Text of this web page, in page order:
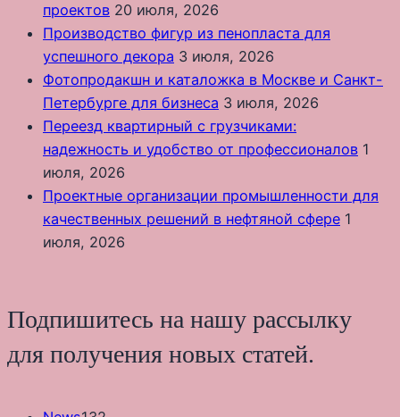
проектов 20 июля, 2026
Производство фигур из пенопласта для
успешного декора 3 июля, 2026
Фотопродакшн и каталожка в Москве и Санкт-
Петербурге для бизнеса 3 июля, 2026
Переезд квартирный с грузчиками:
надежность и удобство от профессионалов 1
июля, 2026
Проектные организации промышленности для
качественных решений в нефтяной сфере 1
июля, 2026
Подпишитесь на нашу рассылку
для получения новых статей.